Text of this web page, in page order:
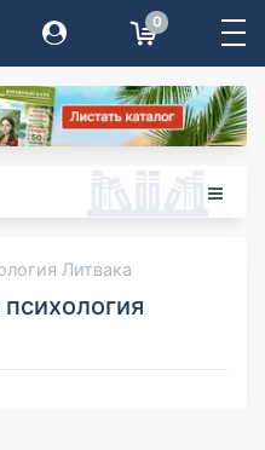
0
Литвака